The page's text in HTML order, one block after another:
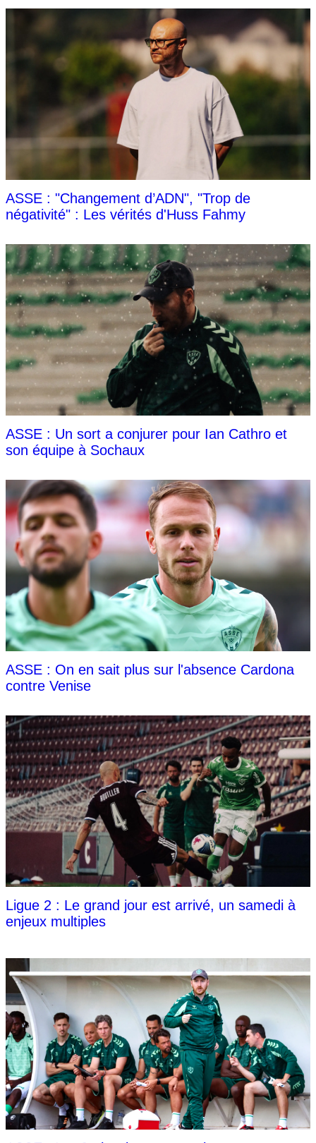
ASSE : "Changement d’ADN", "Trop de
négativité" : Les vérités d'Huss Fahmy
ASSE : Un sort a conjurer pour Ian Cathro et
son équipe à Sochaux
ASSE : On en sait plus sur l'absence Cardona
contre Venise
Ligue 2 : Le grand jour est arrivé, un samedi à
enjeux multiples